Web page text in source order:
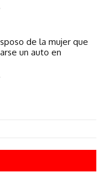
de la mujer que
un auto en